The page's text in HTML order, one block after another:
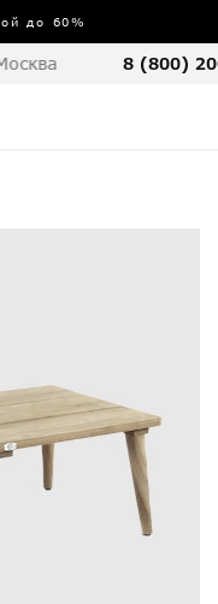
до 60%
8 (800)